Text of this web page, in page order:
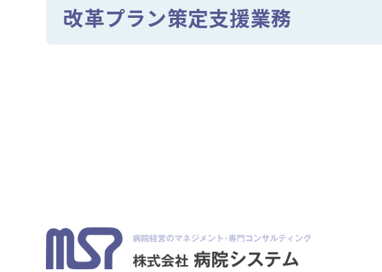
改革プラン策定支援業務